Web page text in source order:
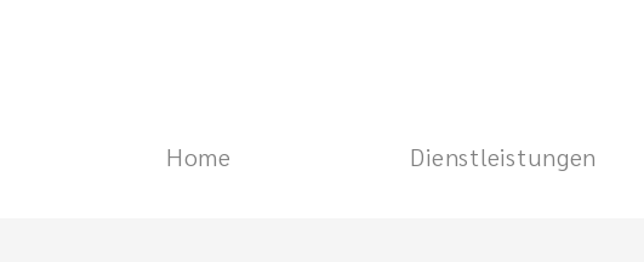
Home Dienstleistungen